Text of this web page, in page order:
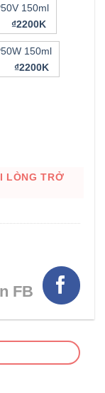
150ml
₫2200K
150ml
₫2200K
LÒNG TRỞ
FB